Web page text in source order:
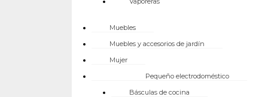
Muebles
Muebles y accesorios de jardín
Mujer
Pequeño electrodoméstico
Básculas de cocina